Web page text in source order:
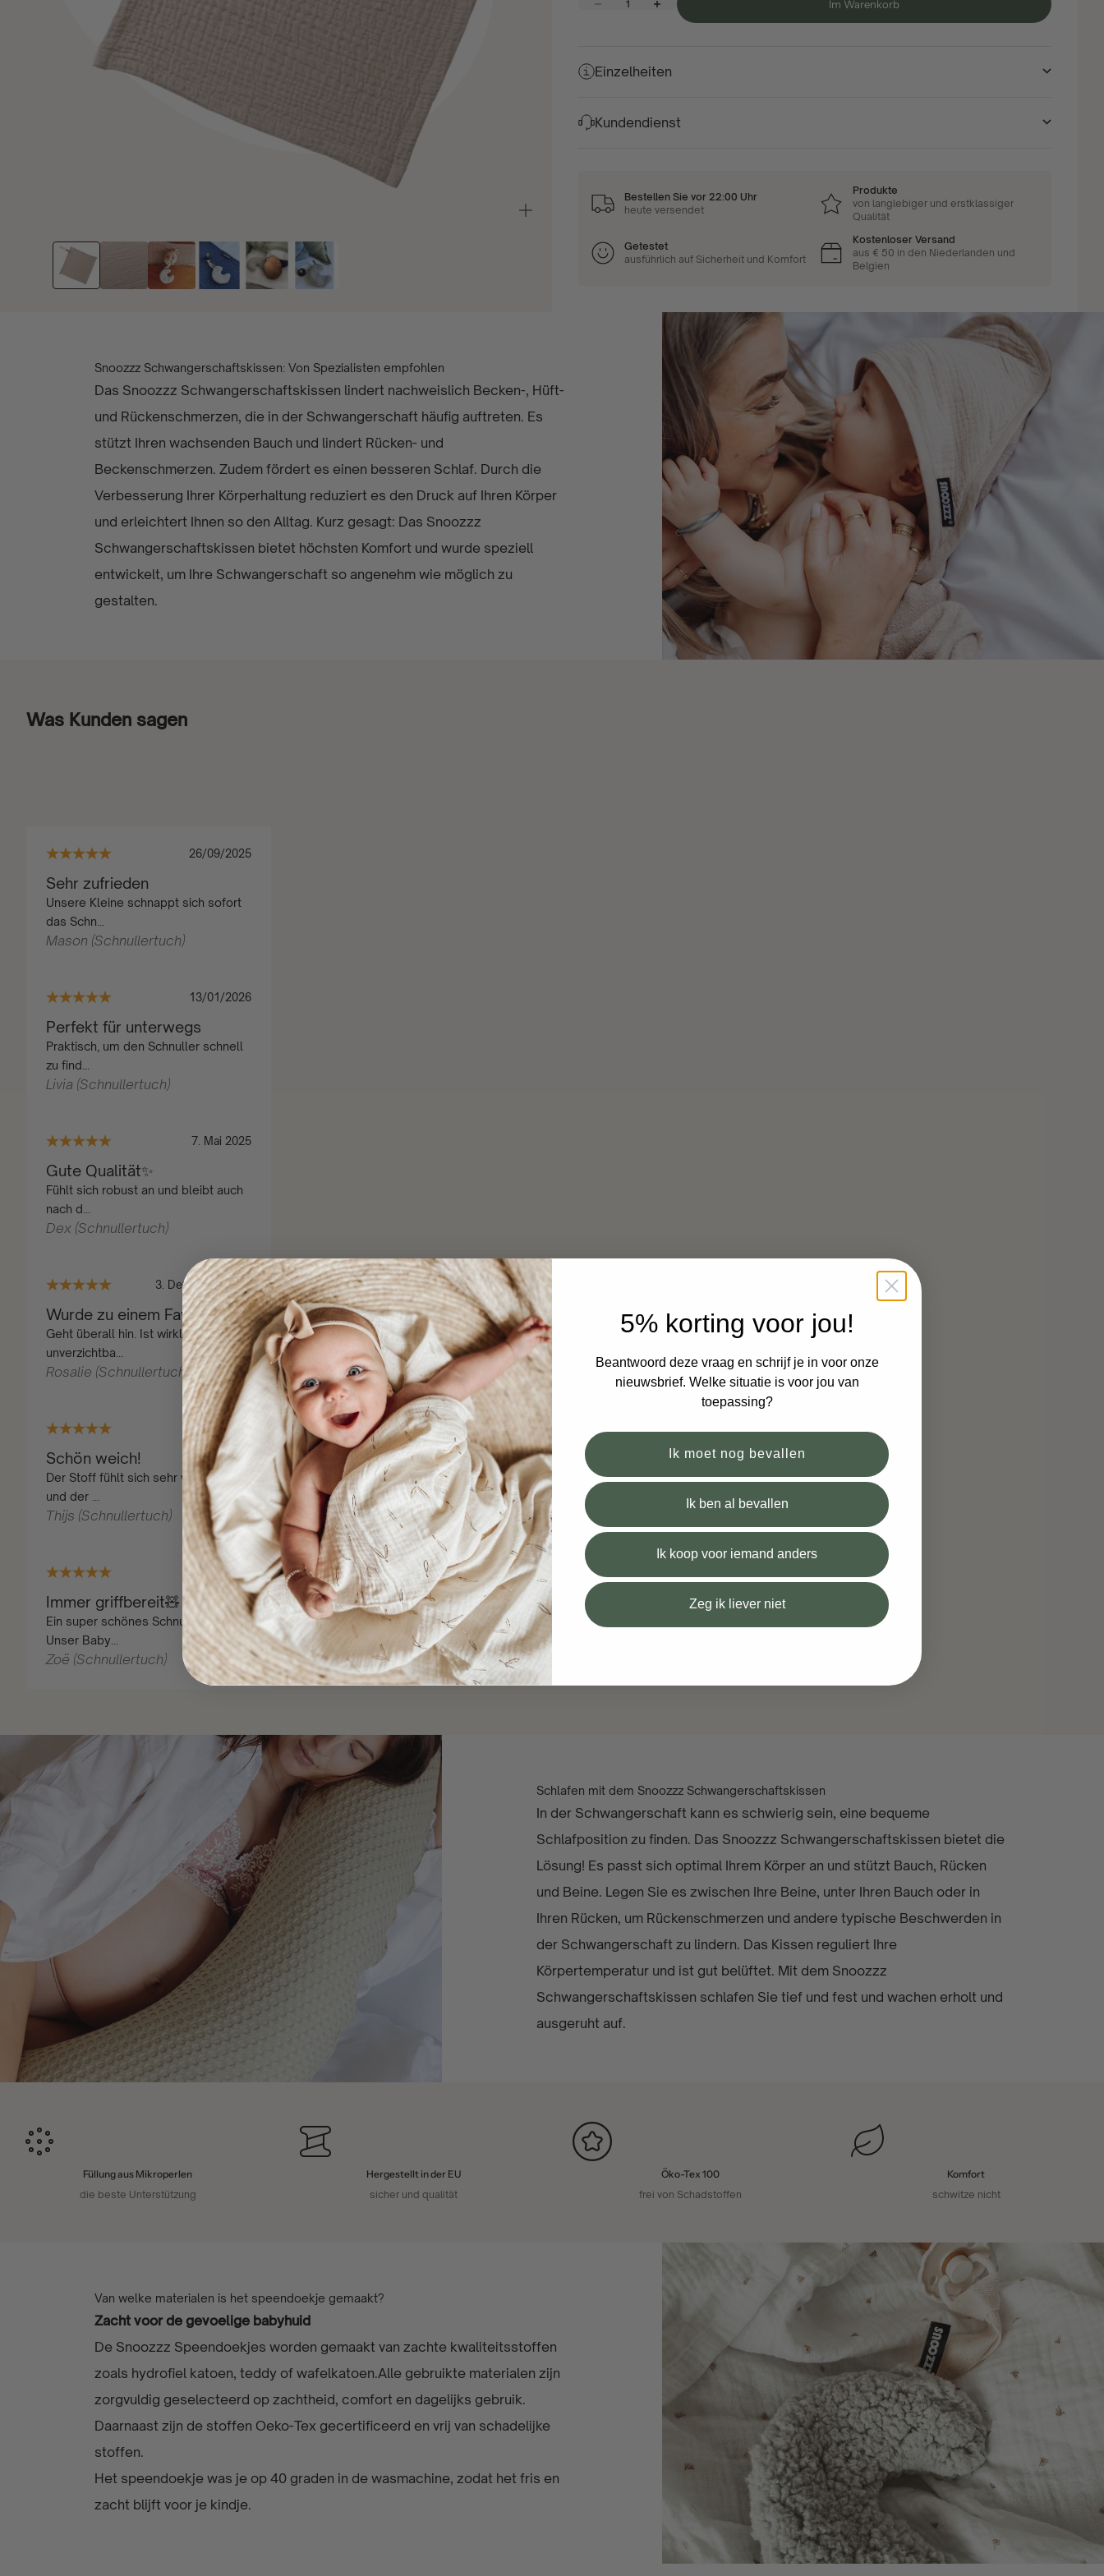
Vergrößern/verkleinern
Menge verringernMenge erhöhen Im Warenkorb
Einzelheiten
Kundendienst
Bestellen Sie vor 22:00 Uhr
heute versendet
Produkte
von langlebiger und erstklassiger
Qualität
Getestet
ausführlich auf Sicherheit und Komfort
Kostenloser Versand
aus € 50 in den Niederlanden und
Belgien
Snoozzz Schwangerschaftskissen: Von Spezialisten empfohlen
Das Snoozzz Schwangerschaftskissen lindert nachweislich Becken-, Hüft-
und Rückenschmerzen, die in der Schwangerschaft häufig auftreten. Es
stützt Ihren wachsenden Bauch und lindert Rücken- und
Beckenschmerzen. Zudem fördert es einen besseren Schlaf. Durch die
Verbesserung Ihrer Körperhaltung reduziert es den Druck auf Ihren Körper
und erleichtert Ihnen so den Alltag. Kurz gesagt: Das Snoozzz
Schwangerschaftskissen bietet höchsten Komfort und wurde speziell
entwickelt, um Ihre Schwangerschaft so angenehm wie möglich zu
gestalten.
Was Kunden sagen
26/09/2025
Sehr zufrieden
Unsere Kleine schnappt sich sofort
das Schn...
Mason (Schnullertuch)
13/01/2026
Perfekt für unterwegs
Praktisch, um den Schnuller schnell
zu find...
Livia (Schnullertuch)
7. Mai 2025
Gute Qualität✨
Fühlt sich robust an und bleibt auch
nach d...
Dex (Schnullertuch)
3. Dezember 2024
Wurde zu einem Favoriten 💕
Geht überall hin. Ist wirklich
unverzichtba...
Rosalie (Schnullertuch)
5. März 2025
Schön weich!
Der Stoff fühlt sich sehr weich an
und der ...
Thijs (Schnullertuch)
08/08/2026
Immer griffbereit🧸
Ein super schönes Schnullertuch!
Unser Baby...
Zoë (Schnullertuch)
Schlafen mit dem Snoozzz Schwangerschaftskissen
In der Schwangerschaft kann es schwierig sein, eine bequeme
Schlafposition zu finden. Das Snoozzz Schwangerschaftskissen bietet die
Lösung! Es passt sich optimal Ihrem Körper an und stützt Bauch, Rücken
und Beine. Legen Sie es zwischen Ihre Beine, unter Ihren Bauch oder in
Ihren Rücken, um Rückenschmerzen und andere typische Beschwerden in
der Schwangerschaft zu lindern. Das Kissen reguliert Ihre
Körpertemperatur und ist gut belüftet. Mit dem Snoozzz
Schwangerschaftskissen schlafen Sie tief und fest und wachen erholt und
ausgeruht auf.
Füllung aus Mikroperlen
die beste Unterstützung
Hergestellt in der EU
sicher und qualität
Öko-Tex 100
frei von Schadstoffen
Komfort
schwitze nicht
Van welke materialen is het speendoekje gemaakt?
Zacht voor de gevoelige babyhuid
De Snoozzz Speendoekjes worden gemaakt van zachte kwaliteitsstoffen
zoals hydrofiel katoen, teddy of wafelkatoen.Alle gebruikte materialen zijn
zorgvuldig geselecteerd op zachtheid, comfort en dagelijks gebruik.
Daarnaast zijn de stoffen Oeko-Tex gecertificeerd en vrij van schadelijke
stoffen.
Het speendoekje was je op 40 graden in de wasmachine, zodat het fris en
zacht blijft voor je kindje.
5% korting voor jou!
Beantwoord deze vraag en schrijf je in voor onze
nieuwsbrief. Welke situatie is voor jou van
toepassing?
Ik moet nog bevallen
Ik ben al bevallen
Ik koop voor iemand anders
Zeg ik liever niet